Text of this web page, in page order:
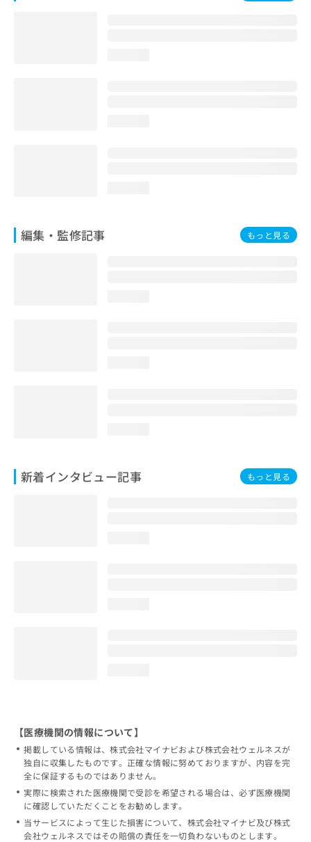
編集・監修記事 もっと見る
新着インタビュー記事 もっと見る
【医療機関の情報について】
掲載している情報は、株式会社マイナビおよび株式会社ウェルネスが
独自に収集したものです。正確な情報に努めておりますが、内容を完
全に保証するものではありません。
実際に検索された医療機関で受診を希望される場合は、必ず医療機関
に確認していただくことをお勧めします。
当サービスによって生じた損害について、株式会社マイナビ及び株式
会社ウェルネスではその賠償の責任を一切負わないものとします。